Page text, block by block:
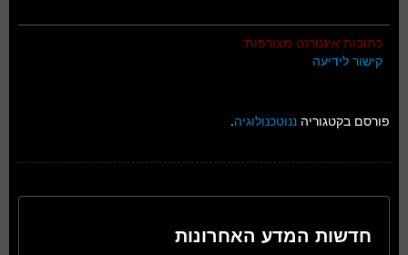
כתובות אינטרנט מצורפות:
קישור לידיעה
פורסם בקטגוריה ננוטכנולוגיה.
חדשות המדע האחרונות